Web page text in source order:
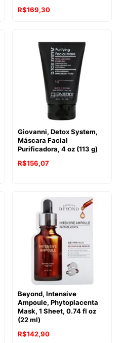
R$169,30
Giovanni, Detox System,
Máscara Facial
Purificadora, 4 oz (113 g)
R$156,07
Beyond, Intensive
Ampoule, Phytoplacenta
Mask, 1 Sheet, 0.74 fl oz
(22 ml)
R$142,90